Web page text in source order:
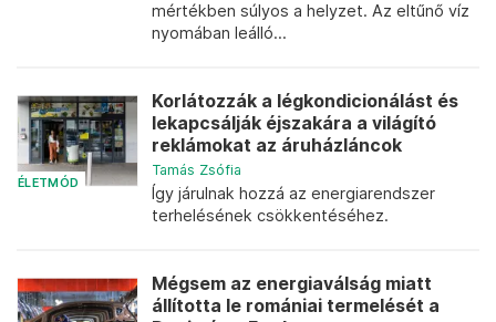
mértékben súlyos a helyzet. Az eltűnő víz
nyomában leálló...
ÉLETMÓD
Korlátozzák a légkondicionálást és
lekapcsálják éjszakára a világító
reklámokat az áruházláncok
Tamás Zsófia
Így járulnak hozzá az energiarendszer
terhelésének csökkentéséhez.
Mégsem az energiaválság miatt
állította le romániai termelését a